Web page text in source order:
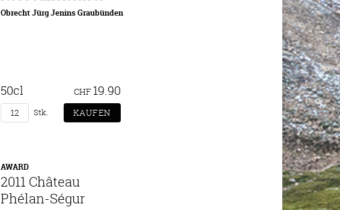
Obrecht Jürg Jenins Graubünden
50cl CHF 19.90
Stk.
AWARD
2011 Château
Phélan-Ségur